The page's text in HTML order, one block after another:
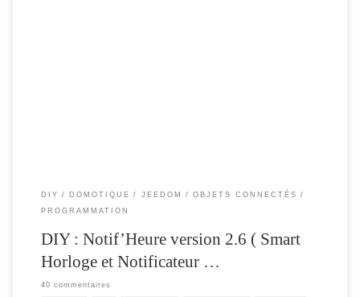
DIY DOMOTIQUE JEEDOM
OBJETS CONNECTÉS
PROGRAMMATION
DIY : Notif’Heure version 2.6 ( Smart
Horloge et Notificateur …
40 commentaires